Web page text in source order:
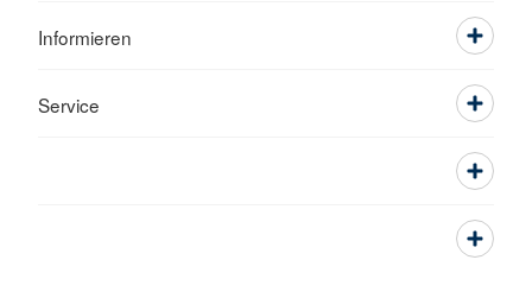
Informieren
Service